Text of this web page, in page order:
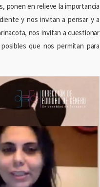
ponen en relieve la importancia
y nos invitan a pensar y a
nos invitan a cuestionar
que nos permitan para